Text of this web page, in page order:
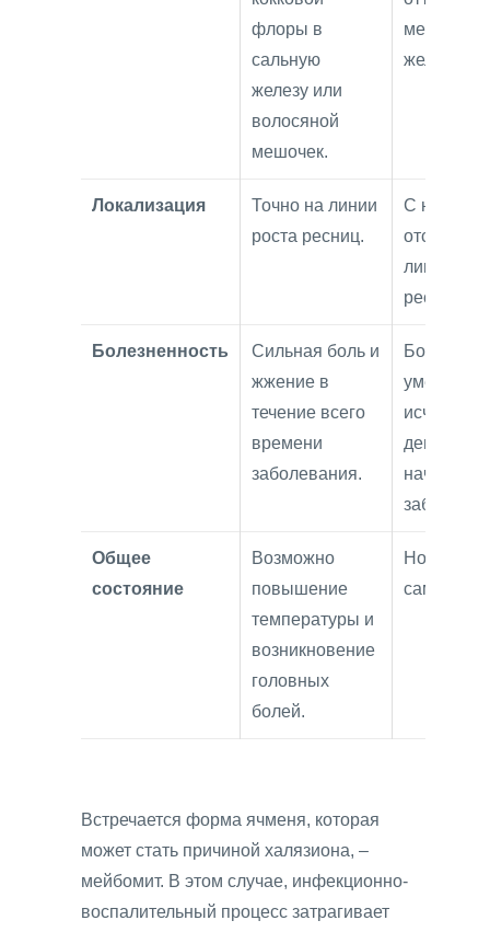
флоры в
сальную
железу или
волосяной
мешочек.
железы.
Локализация
Точно на линии
роста ресниц.
С
отступом
линии
ресниц.
Болезненность
Сильная боль и
жжение в
течение всего
времени
заболевания.
Боль
исчезает
день
начала
Общее
состояние
Возможно
повышение
температуры и
возникновение
головных
болей.
Встречается форма ячменя, которая
может стать причиной халязиона, –
мейбомит. В этом случае, инфекционно-
воспалительный процесс затрагивает